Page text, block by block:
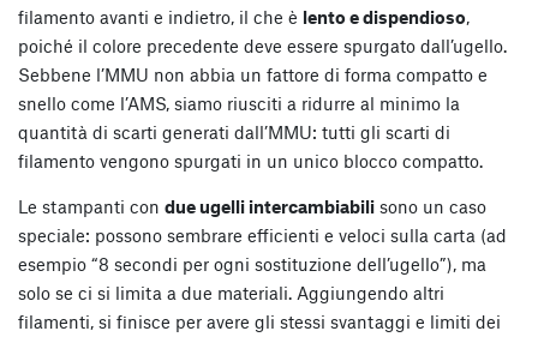
filamento avanti e indietro, il che è lento e dispendioso,
poiché il colore precedente deve essere spurgato dall’ugello.
Sebbene l’MMU non abbia un fattore di forma compatto e
snello come l’AMS, siamo riusciti a ridurre al minimo la
quantità di scarti generati dall’MMU: tutti gli scarti di
filamento vengono spurgati in un unico blocco compatto.
Le stampanti con due ugelli intercambiabili sono un caso
speciale: possono sembrare efficienti e veloci sulla carta (ad
esempio “8 secondi per ogni sostituzione dell’ugello”), ma
solo se ci si limita a due materiali. Aggiungendo altri
filamenti, si finisce per avere gli stessi svantaggi e limiti dei